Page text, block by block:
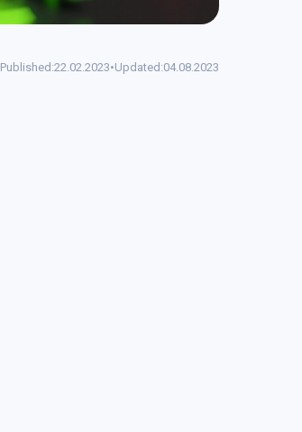
Published:22.02.2023•Updated:04.08.2023